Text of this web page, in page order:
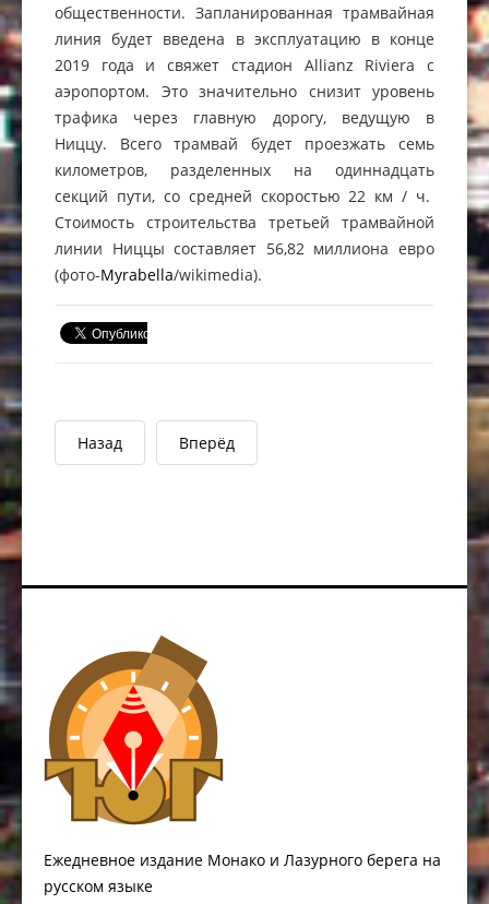
общественности. Запланированная трамвайная
линия будет введена в эксплуатацию в конце
2019 года и свяжет стадион Allianz Riviera с
аэропортом. Это значительно снизит уровень
трафика через главную дорогу, ведущую в
Ниццу. Всего трамвай будет проезжать семь
километров, разделенных на одиннадцать
секций пути, со средней скоростью 22 км / ч.
Стоимость строительства третьей трамвайной
линии Ниццы составляет 56,82 миллиона евро
(фото-Myrabella/wikimedia).
Назад Вперёд
Ежедневное издание Монако и Лазурного берега на
русском языке